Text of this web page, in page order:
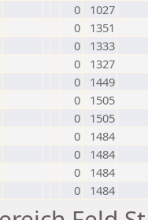
0
1027
0
1351
0
1333
0
1327
0
1449
0
1505
0
1505
0
1484
0
1484
0
1484
0 1484